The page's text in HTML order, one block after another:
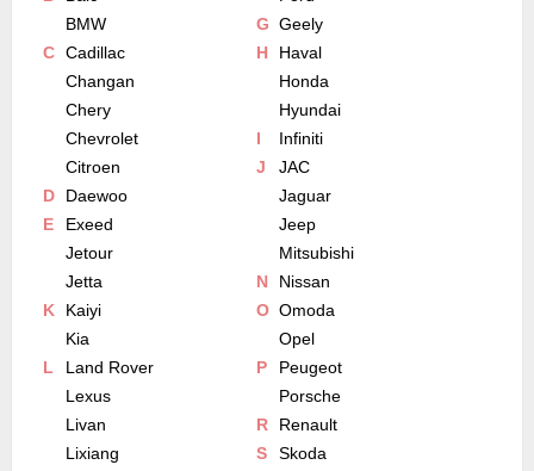
BMW
C Cadillac
Changan
Chery
Chevrolet
Citroen
D
Daewoo
E
Exeed
G Geely
H
Haval
Honda
Hyundai
I
Infiniti
J
JAC
Jaguar
Jeep
Jetour
Jetta
K
Kaiyi
Kia
L
Land Rover
Lexus
Livan
Lixiang
Mitsubishi
N
Nissan
O Omoda
Opel
P
Peugeot
Porsche
R
Renault
S
Skoda